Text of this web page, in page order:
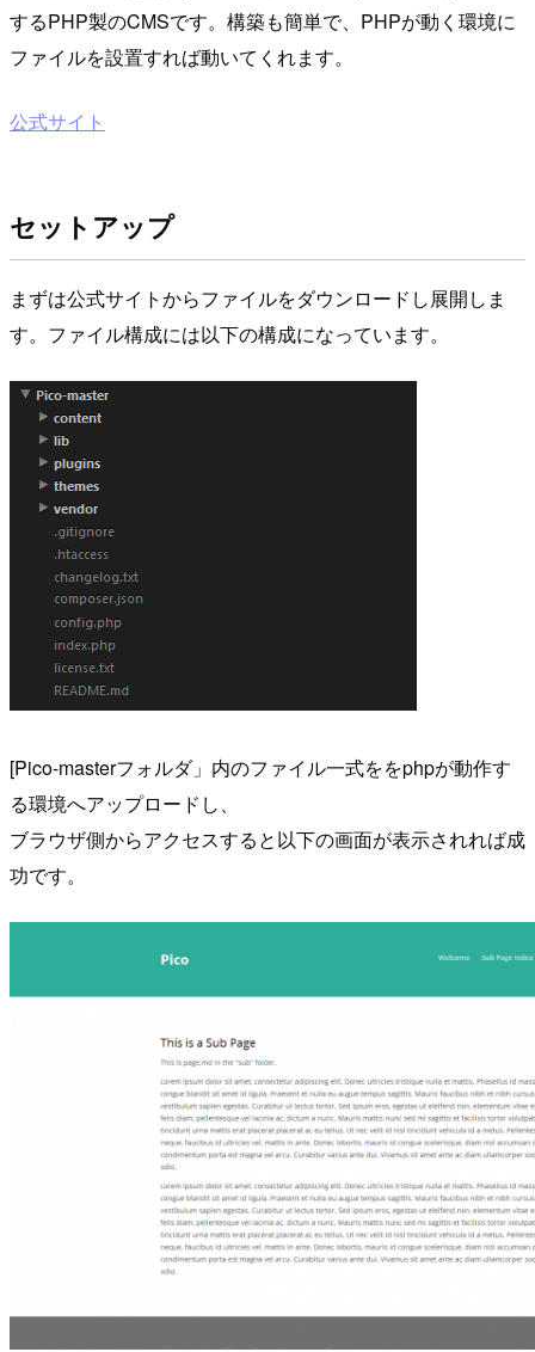
するPHP製のCMSです。構築も簡単で、PHPが動く環境に
ファイルを設置すれば動いてくれます。
公式サイト
セットアップ
まずは公式サイトからファイルをダウンロードし展開しま
す。ファイル構成には以下の構成になっています。
[Pico-masterフォルダ」内のファイル一式ををphpが動作す
る環境へアップロードし、
ブラウザ側からアクセスすると以下の画面が表示されれば成
功です。